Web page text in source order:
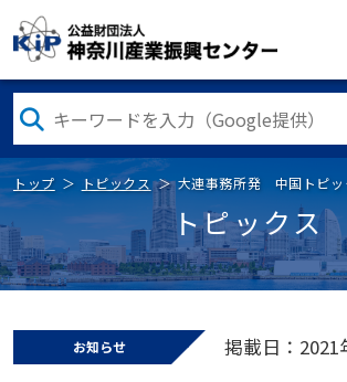
トップ トピックス 大連事務所発 中国トピッ
トピックス
お知らせ 掲載日：2021